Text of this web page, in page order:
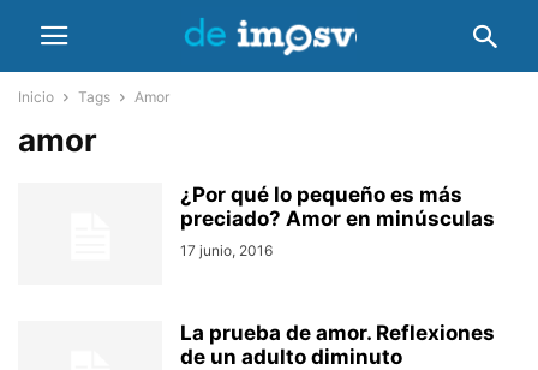
Inicio Tags Amor
amor
¿Por qué lo pequeño es más
preciado? Amor en minúsculas
17 junio, 2016
La prueba de amor. Reflexiones
de un adulto diminuto